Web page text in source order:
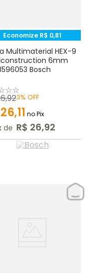
Economize R$ 0,81
Multimaterial HEX-9
6mm
Bosch
☆☆
,923% OFF
26,11 no Pix
de R$ 26,92